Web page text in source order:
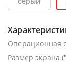
Операционная
Размер экрана